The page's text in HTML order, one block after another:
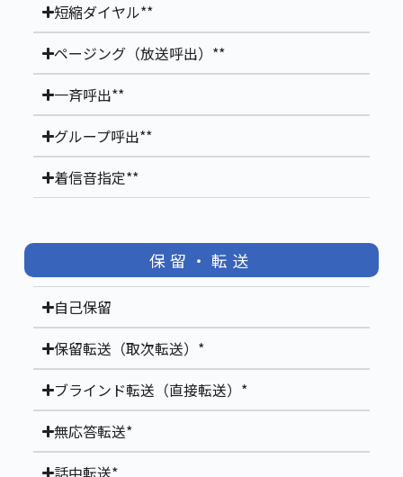
短縮ダイヤル**
ページング（放送呼出）**
一斉呼出**
グループ呼出**
着信音指定**
保留・転送
自己保留
保留転送（取次転送）*
ブラインド転送（直接転送）*
無応答転送*
話中転送*